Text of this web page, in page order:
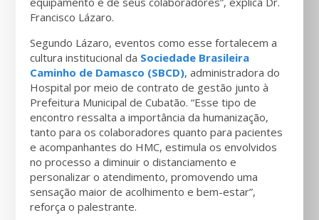
Francisco Lázaro.
Segundo Lázaro, eventos como esse fortalecem a
cultura institucional da Sociedade Brasileira
Caminho de Damasco (SBCD), administradora do
Hospital por meio de contrato de gestão junto à
Prefeitura Municipal de Cubatão. “Esse tipo de
encontro ressalta a importância da humanização,
tanto para os colaboradores quanto para pacientes
e acompanhantes do HMC, estimula os envolvidos
no processo a diminuir o distanciamento e
personalizar o atendimento, promovendo uma
sensação maior de acolhimento e bem-estar”,
reforça o palestrante.